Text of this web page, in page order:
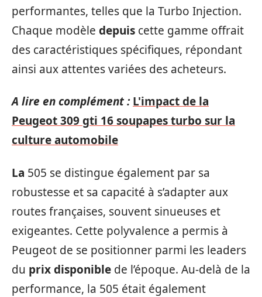
performantes, telles que la Turbo Injection.
Chaque modèle depuis cette gamme offrait
des caractéristiques spécifiques, répondant
ainsi aux attentes variées des acheteurs.
A lire en complément : L'impact de la
Peugeot 309 gti 16 soupapes turbo sur la
culture automobile
La 505 se distingue également par sa
robustesse et sa capacité à s’adapter aux
routes françaises, souvent sinueuses et
exigeantes. Cette polyvalence a permis à
Peugeot de se positionner parmi les leaders
du prixdisponible de l’époque. Au-delà de la
performance, la 505 était également